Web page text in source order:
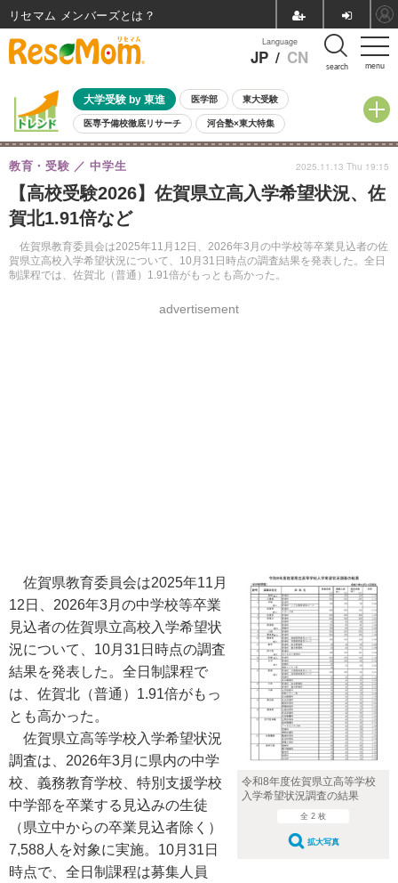
menu
Language
JP / CN search
大学受験 by 東進 医学部 東大受験
医専予備校徹底リサーチ 河合塾×東大特集
親子で考える大学選び 高校受験 中学受験 小学校受験
共通テスト 夏休み
8月開催イベント・WS 全国公立高校 過去問 人気記事
自由研究教材（小学生向け）
【高校受験2026】佐賀県立高入学希望状況、佐
賀北1.91倍など
佐賀県教育委員会は2025年11月12日、2026年3月の中学校等卒業見込者の佐
賀県立高校入学希望状況について、10月31日時点の調査結果を発表した。全日
制課程では、佐賀北（普通）1.91倍がもっとも高かった。
教育・受験 中学生
advertisement
2025.11.13 Thu 19:15
令和8年度佐賀県立高等学校
入学希望状況調査の結果
全 2 枚
拡大写真
佐賀県教育委員会は2025年11月
12日、2026年3月の中学校等卒業
見込者の佐賀県立高校入学希望状
況について、10月31日時点の調査
結果を発表した。全日制課程で
は、佐賀北（普通）1.91倍がもっ
とも高かった。
佐賀県立高等学校入学希望状況
調査は、2026年3月に県内の中学
校、義務教育学校、特別支援学校
中学部を卒業する見込みの生徒
（県立中からの卒業見込者除く）
7,588人を対象に実施。10月31日
時点で、全日制課程は募集人員
リセマム メンバーズ